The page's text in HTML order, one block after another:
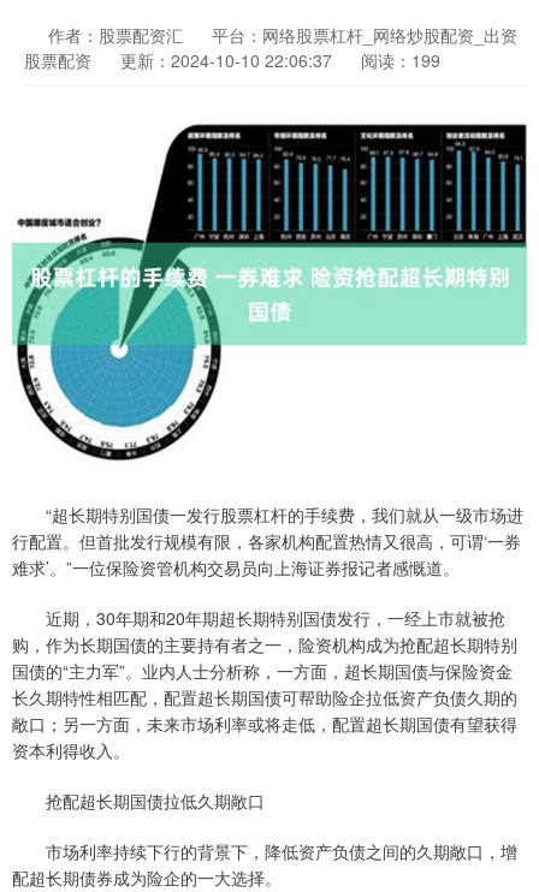
作者：股票配资汇
平台：网络股票杠杆_网络炒股配资_出资
股票配资
更新：2024-10-10 22:06:37 阅读：199
“超长期特别国债一发行股票杠杆的手续费，我们就从一级市场进
行配置。但首批发行规模有限，各家机构配置热情又很高，可谓‘一券
难求’。”一位保险资管机构交易员向上海证券报记者感慨道。
近期，30年期和20年期超长期特别国债发行，一经上市就被抢
购，作为长期国债的主要持有者之一，险资机构成为抢配超长期特别
国债的“主力军”。业内人士分析称，一方面，超长期国债与保险资金
长久期特性相匹配，配置超长期国债可帮助险企拉低资产负债久期的
敞口；另一方面，未来市场利率或将走低，配置超长期国债有望获得
资本利得收入。
抢配超长期国债拉低久期敞口
市场利率持续下行的背景下，降低资产负债之间的久期敞口，增
配超长期债券成为险企的一大选择。